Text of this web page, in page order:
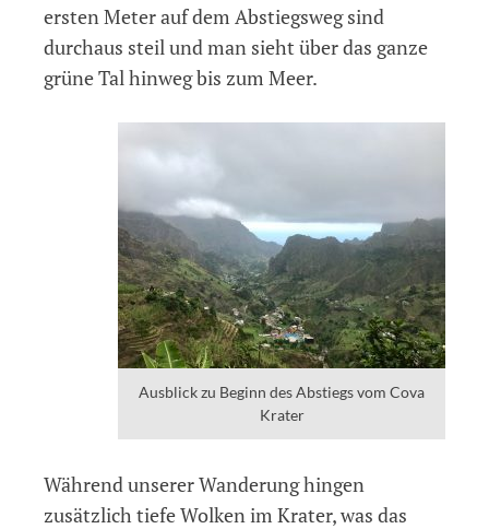
ersten Meter auf dem Abstiegsweg sind
durchaus steil und man sieht über das ganze
grüne Tal hinweg bis zum Meer.
Ausblick zu Beginn des Abstiegs vom Cova
Krater
Während unserer Wanderung hingen
zusätzlich tiefe Wolken im Krater, was das